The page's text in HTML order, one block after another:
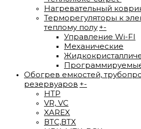
Нагревательный
Терморегуляторы к
теплому полу +-
Управление Wi-FI
Механические
Обогрев емкостей,
резервуаров +-
HTP
VR, VC
XAREX
ВTС,ВТХ